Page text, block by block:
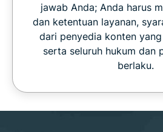
jawab Anda; Anda harus
dan ketentuan layanan,
dari penyedia konten
serta seluruh hukum dan
berlaku.